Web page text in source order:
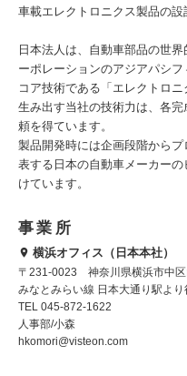
車載エレクトロニクス製品の
日本法人は、自動車部品の世
ーポレーションのアジアパシフ
コア技術である「エレクトロ
生み出す当社の技術力は、各
頼を得ています。
製品開発時には企画段階から
表する日本の自動車メーカー
けています。
事業所
横浜オフィス（日本本社）
〒231-0023 神奈川県横浜市中区
みなとみらい線 日本大通り駅より
TEL 045-872-1622
人事部/小森
hkomori@visteon.com